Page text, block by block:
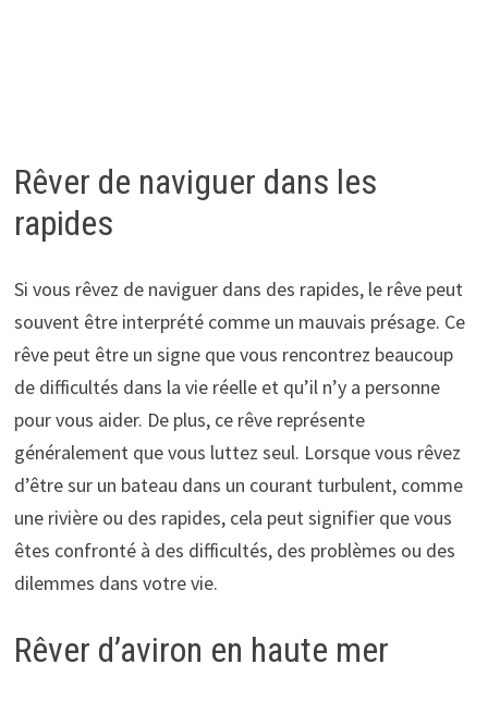
Rêver de naviguer dans les
rapides
Si vous rêvez de naviguer dans des rapides, le rêve peut
souvent être interprété comme un mauvais présage. Ce
rêve peut être un signe que vous rencontrez beaucoup
de difficultés dans la vie réelle et qu’il n’y a personne
pour vous aider. De plus, ce rêve représente
généralement que vous luttez seul. Lorsque vous rêvez
d’être sur un bateau dans un courant turbulent, comme
une rivière ou des rapides, cela peut signifier que vous
êtes confronté à des difficultés, des problèmes ou des
dilemmes dans votre vie.
Rêver d’aviron en haute mer